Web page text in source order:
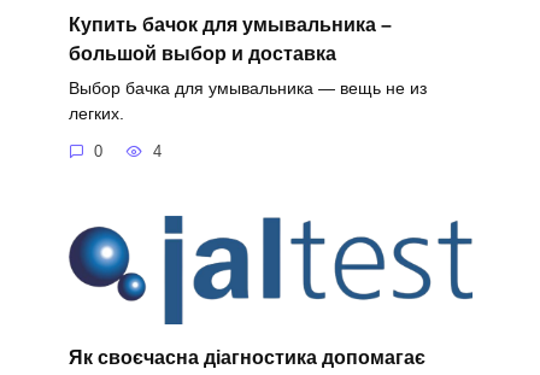
Купить бачок для умывальника –
большой выбор и доставка
Выбор бачка для умывальника — вещь не из
легких.
0 4
Як своєчасна діагностика допомагає